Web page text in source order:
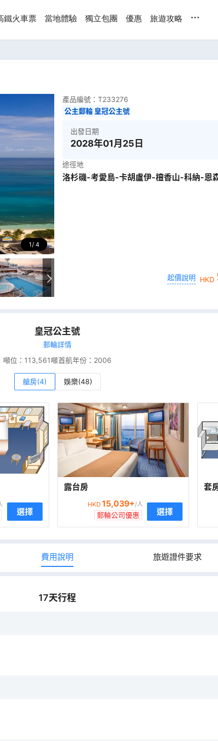
鐵火車票 當地體驗 獨立包團 優惠 旅遊攻略 ...
1 4
產品編號： T233276
公主郵輪 皇冠公主號
出發日期
2028年01月25日
途徑地
洛杉磯-考愛島-卡胡盧伊-檀香山-科納-恩
起價說明 HKD
皇冠公主號
郵輪詳情
噸位： 113,561噸首航年份： 2006
艙房(4) 娛樂(48)
選擇
露台房
HKD 15,039+/人
郵輪公司優惠 選擇
套
費用說明 旅遊證件要求
17天行程